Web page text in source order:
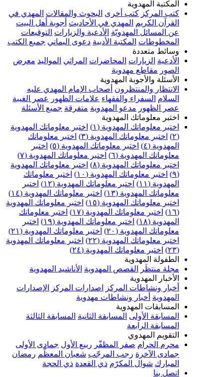
المهدوية
كتب أخرى البحوث والمقالات المهدي في
المهدي في الأحاديث أجوبة أهل البيت
المسائل المهدويّة الأدعية والزيارات التوقيعات
المكتبة الأدبية دعوى اليماني جميع الكتب
متعددة
الزيارات المحاضرات المراثي المواليد معرض
مقاطع مهدوية
والأجوبة المهدوية
والمنتظرون أصحاب الإمام المهدي عليه
السفراء والفقهاء علامات الظهور عصر الغيبة
مدعو المهدوية متفرقة جميع الأسئلة
معلوماتك المهدوية
معلوماتك المهدوية (١)
اختبر معلوماتك المهدوية
اختبر معلوماتك المهدوية (٣)
اختبر معلوماتك
اختبر معلوماتك المهدوية (٥)
اختبر
المهدوية (٦)
اختبر معلوماتك المهدوية (٧)
معلوماتك المهدوية (٨)
اختبر معلوماتك المهدوية
اختبر معلوماتك المهدوية (١٠)
اختبر معلوماتك
اختبر معلوماتك المهدوية (١٢)
اختبر
المهدوية (١٣)
اختبر معلوماتك المهدوية (١٤)
معلوماتك المهدوية (١٥)
اختبر معلوماتك المهدوية
اختبر معلوماتك المهدوية (١٧)
اختبر معلوماتك
اختبر معلوماتك المهدوية (١٩)
اختبر
المهدوية (٢٠)
اختبر معلوماتك المهدوية (٢١)
معلوماتك المهدوية (٢٢)
اختبر معلوماتك المهدوية
اختبر معلوماتك المهدوية (٢٤)
المهدوية
منتظَر
القصص المهدوية الأناشيد المهدوية
المهدوية
ونشاطات المركز اصدارات المركز الإصدارات
أخبار ونشاطات مهدوية
المهدوية
الأولى المسابقة الثانية المسابقة الثالثة
الرابعة
المهدوي
الحرام
صفر المظفّر ربيع الأول جمادى الأولى
رجب المرجّب شعبان المعظّم رمضان
شوال المكرّم ذي القعدة ذي الحجة